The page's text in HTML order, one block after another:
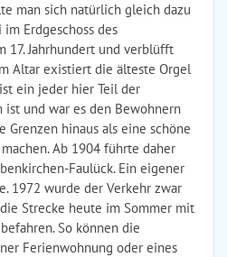
man sich natürlich gleich dazu
Erdgeschoss des
17. Jahrhundert und verblüfft
Altar existiert die älteste Orgel
ein jeder hier Teil der
ist und war es den Bewohnern
hinaus als eine schöne
Ab 1904 führte daher
Faulück. Ein eigener
1972 wurde der Verkehr zwar
Strecke heute im Sommer mit
So können die
Ferienwohnung oder eines